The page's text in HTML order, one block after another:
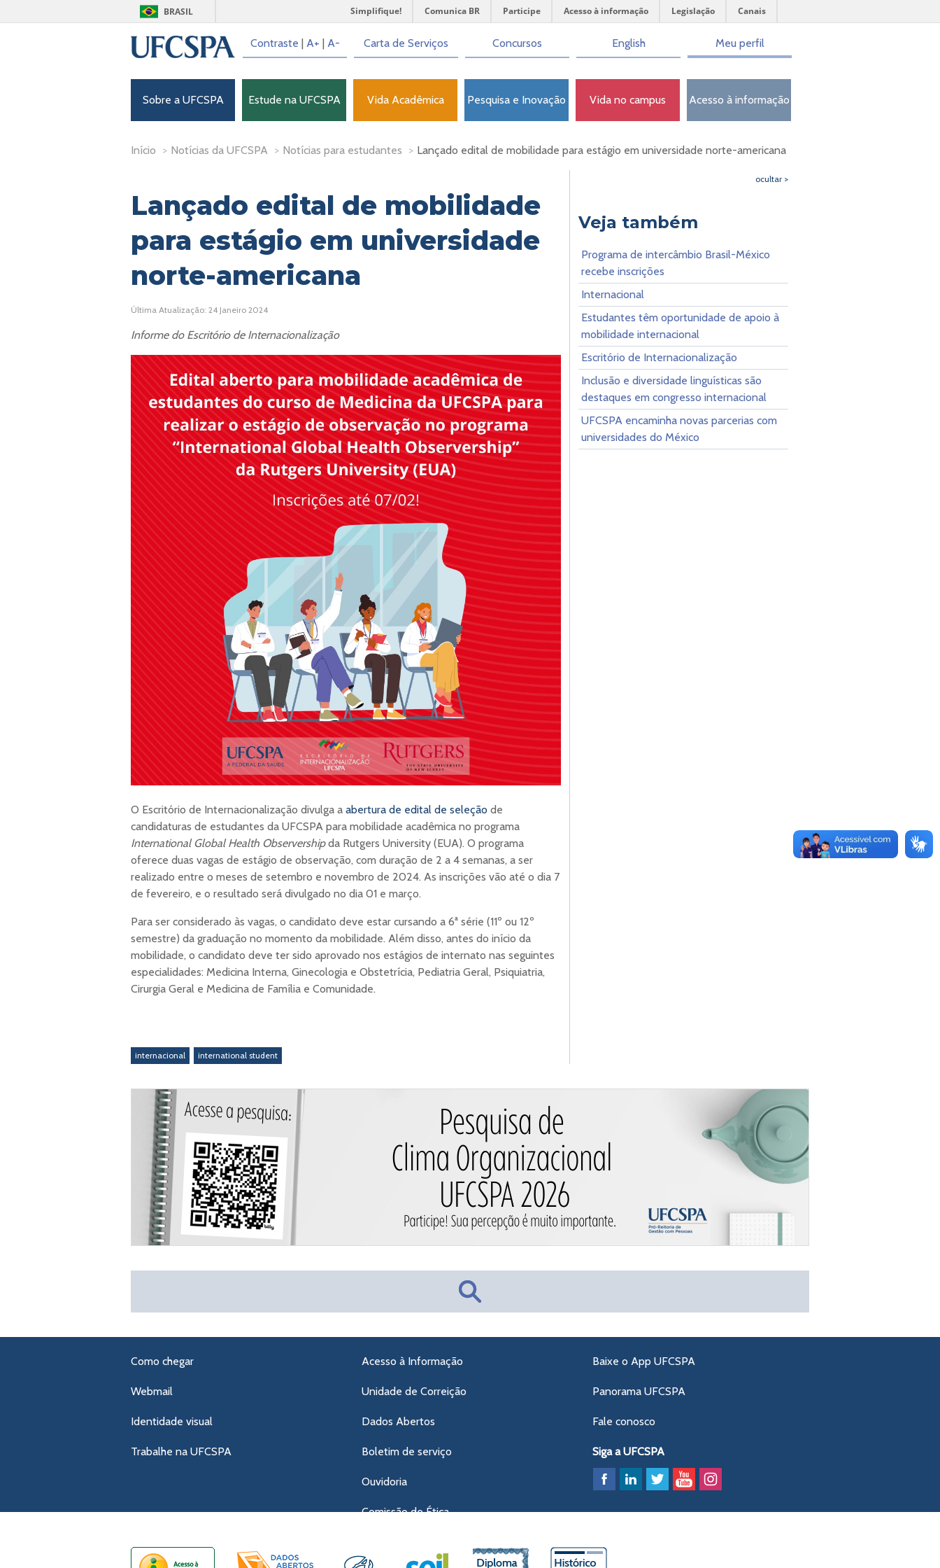
BRASIL Simplifique! Comunica BR Participe Acesso à informação Legislação Canais
Contraste | A+ | A- Carta de Serviços Concursos English Meu perfil
Sobre a UFCSPA Estude na UFCSPA Vida Acadêmica Pesquisa e Inovação Vida no campus Acesso à informação
Início > Notícias da UFCSPA > Notícias para estudantes > Lançado edital de mobilidade para estágio em universidade norte-americana
Lançado edital de mobilidade
para estágio em universidade
norte-americana
Última Atualização: 24 Janeiro 2024
Informe do Escritório de Internacionalização
O Escritório de Internacionalização divulga a abertura de edital de seleção de
candidaturas de estudantes da UFCSPA para mobilidade acadêmica no programa
International Global Health Observershipda Rutgers University (EUA). O programa
oferece duas vagas de estágio de observação, com duração de 2 a 4 semanas, a ser
realizado entre o meses de setembro e novembro de 2024. As inscrições vão até o dia 7
de fevereiro, e o resultado será divulgado no dia 01 e março.
Para ser considerado às vagas, o candidato deve estar cursando a 6ª série (11º ou 12º
semestre) da graduação no momento da mobilidade. Além disso, antes do início da
mobilidade, o candidato deve ter sido aprovado nos estágios de internato nas seguintes
especialidades: Medicina Interna, Ginecologia e Obstetrícia, Pediatria Geral, Psiquiatria,
Cirurgia Geral e Medicina de Família e Comunidade.
internacional international student
ocultar >
Veja também
Programa de intercâmbio Brasil-México
recebe inscrições
Internacional
Estudantes têm oportunidade de apoio à
mobilidade internacional
Escritório de Internacionalização
Inclusão e diversidade linguísticas são
destaques em congresso internacional
UFCSPA encaminha novas parcerias com
universidades do México
Como chegar
Webmail
Identidade visual
Trabalhe na UFCSPA
Acesso à Informação
Unidade de Correição
Dados Abertos
Boletim de serviço
Ouvidoria
Comissão de Ética
Baixe o App UFCSPA
Panorama UFCSPA
Fale conosco
Siga a UFCSPA